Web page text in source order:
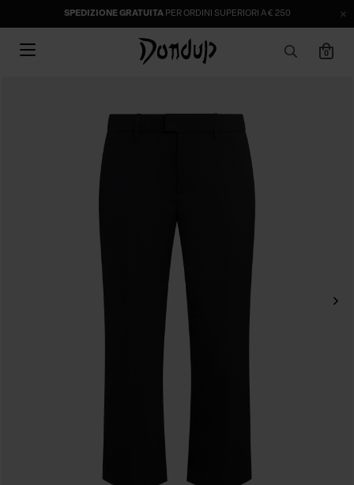
SPEDIZIONE GRATUITAPER ORDINI SUPERIORI A € 250
0